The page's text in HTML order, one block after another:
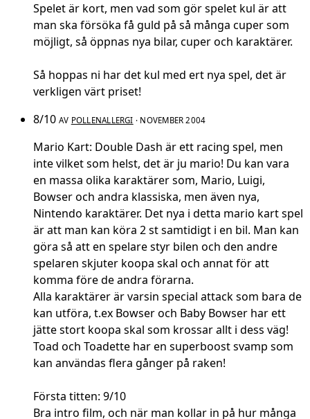
Spelet är kort, men vad som gör spelet kul är att
man ska försöka få guld på så många cuper som
möjligt, så öppnas nya bilar, cuper och karaktärer.
Så hoppas ni har det kul med ert nya spel, det är
verkligen värt priset!
8/10 AV POLLENALLERGI · NOVEMBER 2004
Mario Kart: Double Dash är ett racing spel, men
inte vilket som helst, det är ju mario! Du kan vara
en massa olika karaktärer som, Mario, Luigi,
Bowser och andra klassiska, men även nya,
Nintendo karaktärer. Det nya i detta mario kart spel
är att man kan köra 2 st samtidigt i en bil. Man kan
göra så att en spelare styr bilen och den andre
spelaren skjuter koopa skal och annat för att
komma före de andra förarna.
Alla karaktärer är varsin special attack som bara de
kan utföra, t.ex Bowser och Baby Bowser har ett
jätte stort koopa skal som krossar allt i dess väg!
Toad och Toadette har en superboost svamp som
kan användas flera gånger på raken!
Första titten: 9/10
Bra intro film, och när man kollar in på hur många